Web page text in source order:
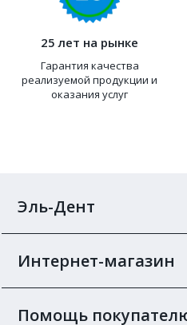
25 лет на рынке
Гарантия качества
реализуемой продукции и
оказания услуг
Эль-Дент
Интернет-магазин
Помощь